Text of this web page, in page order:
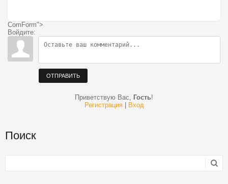
ComForm">
Войдите:
ОТПРАВИТЬ
Приветствую Вас, Гость!
Регистрация| Вход
Поиск